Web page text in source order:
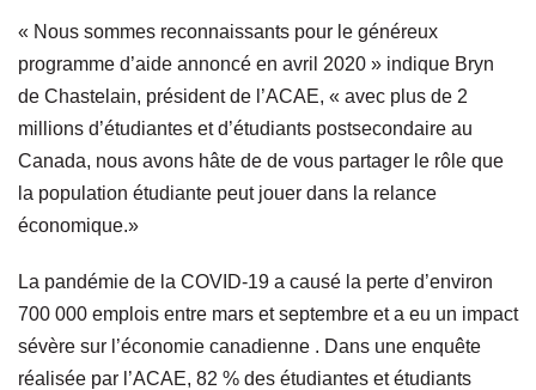
« Nous sommes reconnaissants pour le généreux
programme d’aide annoncé en avril 2020 » indique Bryn
de Chastelain, président de l’ACAE, « avec plus de 2
millions d’étudiantes et d’étudiants postsecondaire au
Canada, nous avons hâte de de vous partager le rôle que
la population étudiante peut jouer dans la relance
économique.»
La pandémie de la COVID-19 a causé la perte d’environ
700 000 emplois entre mars et septembre et a eu un impact
sévère sur l’économie canadienne . Dans une enquête
réalisée par l’ACAE, 82 % des étudiantes et étudiants